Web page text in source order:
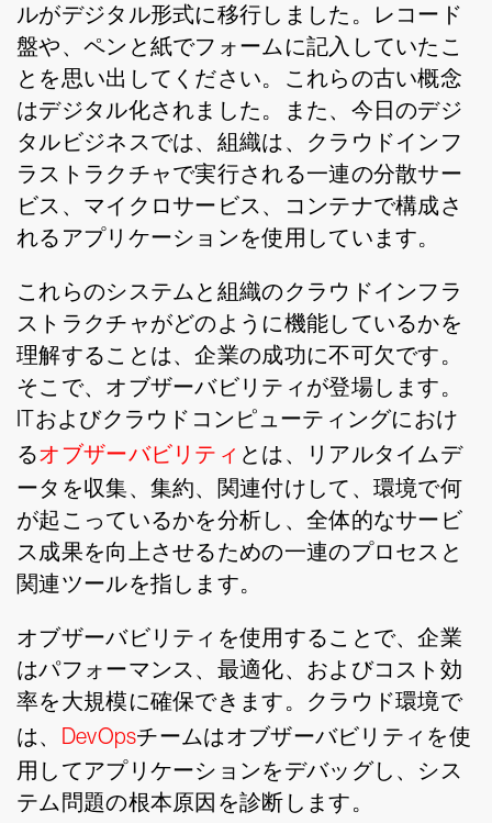
ルがデジタル形式に移行しました。レコード
盤や、ペンと紙でフォームに記入していたこ
とを思い出してください。これらの古い概念
はデジタル化されました。また、今日のデジ
タルビジネスでは、組織は、クラウドインフ
ラストラクチャで実行される一連の分散サー
ビス、マイクロサービス、コンテナで構成さ
れるアプリケーションを使用しています。
これらのシステムと組織のクラウドインフラ
ストラクチャがどのように機能しているかを
理解することは、企業の成功に不可欠です。
そこで、オブザーバビリティが登場します。
ITおよびクラウドコンピューティングにおけ
るオブザーバビリティ とは、リアルタイムデ
ータを収集、集約、関連付けして、環境で何
が起こっているかを分析し、全体的なサービ
ス成果を向上させるための一連のプロセスと
関連ツールを指します。
オブザーバビリティを使用することで、企業
はパフォーマンス、最適化、およびコスト効
率を大規模に確保できます。クラウド環境で
は、
DevOpsチームはオブザーバビリティを使
用してアプリケーションをデバッグし、シス
テム問題の根本原因を診断します。